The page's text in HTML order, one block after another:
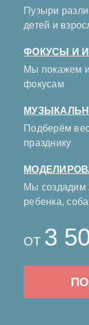
Пузыри
детей и
ФОКУСЫ И
Мы покажем
фокусам
Подберём
празднику
Мы создадим
ребенка,
ОТ 3